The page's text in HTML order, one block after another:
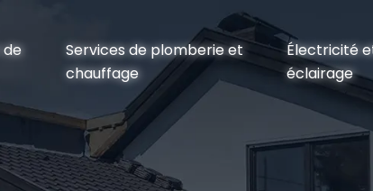
de
Services de plomberie et
chauffage
Électricité
éclairage